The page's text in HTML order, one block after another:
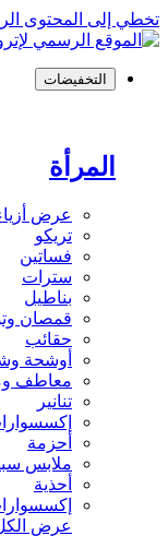
تخطي إلى المحتوى
التخفيضات
المرأة
عرض
تريكو
فساتين
سترات
بناطيل
قمصان
حقائب
أوشحة
معاطف
تنانير
أحزمة
ملابس
أحذية
عرض